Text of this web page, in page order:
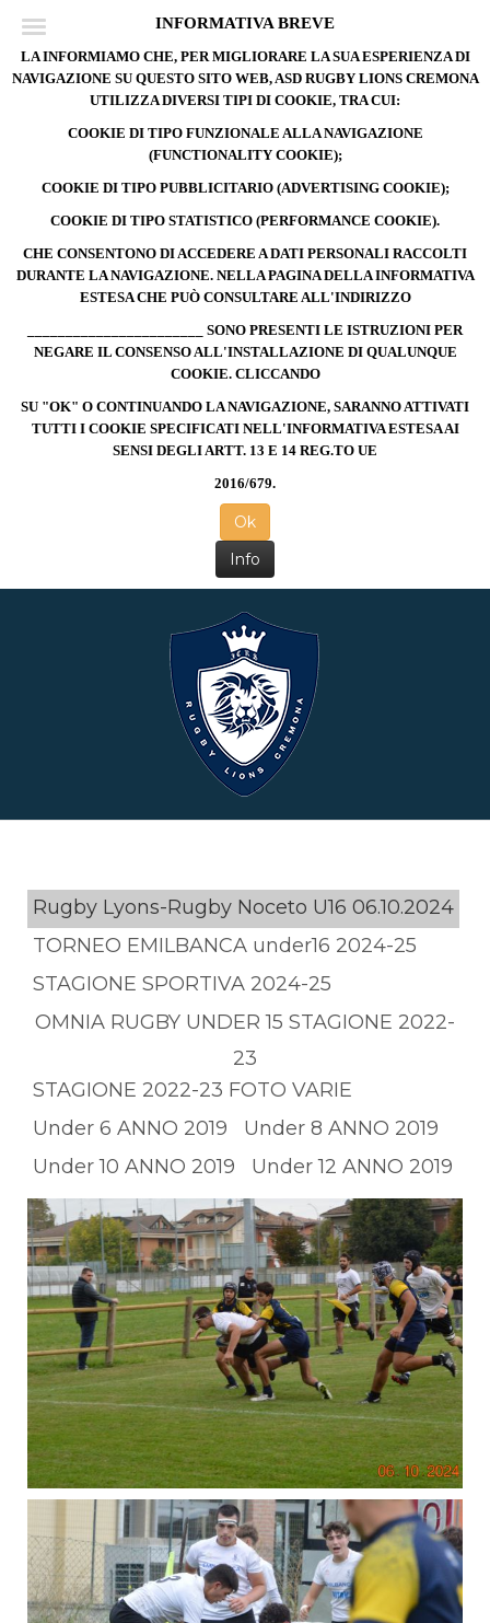
INFORMATIVA BREVE
LA INFORMIAMO CHE, PER MIGLIORARE LA SUA ESPERIENZA DI
NAVIGAZIONE SU QUESTO SITO WEB, ASD RUGBY LIONS CREMONA
UTILIZZA DIVERSI TIPI DI COOKIE, TRA CUI:
COOKIE DI TIPO FUNZIONALE ALLA NAVIGAZIONE
(FUNCTIONALITY COOKIE);
COOKIE DI TIPO PUBBLICITARIO (ADVERTISING COOKIE);
COOKIE DI TIPO STATISTICO (PERFORMANCE COOKIE).
CHE CONSENTONO DI ACCEDERE A DATI PERSONALI RACCOLTI
DURANTE LA NAVIGAZIONE. NELLA PAGINA DELLA INFORMATIVA
ESTESA CHE PUÒ CONSULTARE ALL'INDIRIZZO
_______________________ SONO PRESENTI LE ISTRUZIONI PER
NEGARE IL CONSENSO ALL'INSTALLAZIONE DI QUALUNQUE
COOKIE. CLICCANDO
SU "OK" O CONTINUANDO LA NAVIGAZIONE, SARANNO ATTIVATI
TUTTI I COOKIE SPECIFICATI NELL'INFORMATIVA ESTESA AI
SENSI DEGLI ARTT. 13 E 14 REG.TO UE
2016/679.
Ok
Info
Rugby Lyons-Rugby Noceto U16 06.10.2024
TORNEO EMILBANCA under16 2024-25
STAGIONE SPORTIVA 2024-25
OMNIA RUGBY UNDER 15 STAGIONE 2022-
23
STAGIONE 2022-23 FOTO VARIE
Under 6 ANNO 2019
Under 8 ANNO 2019
Under 10 ANNO 2019
Under 12 ANNO 2019